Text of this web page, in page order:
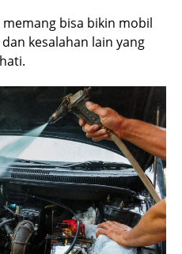
bisa bikin mobil
kesalahan lain yang